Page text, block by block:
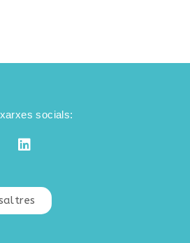
socials: